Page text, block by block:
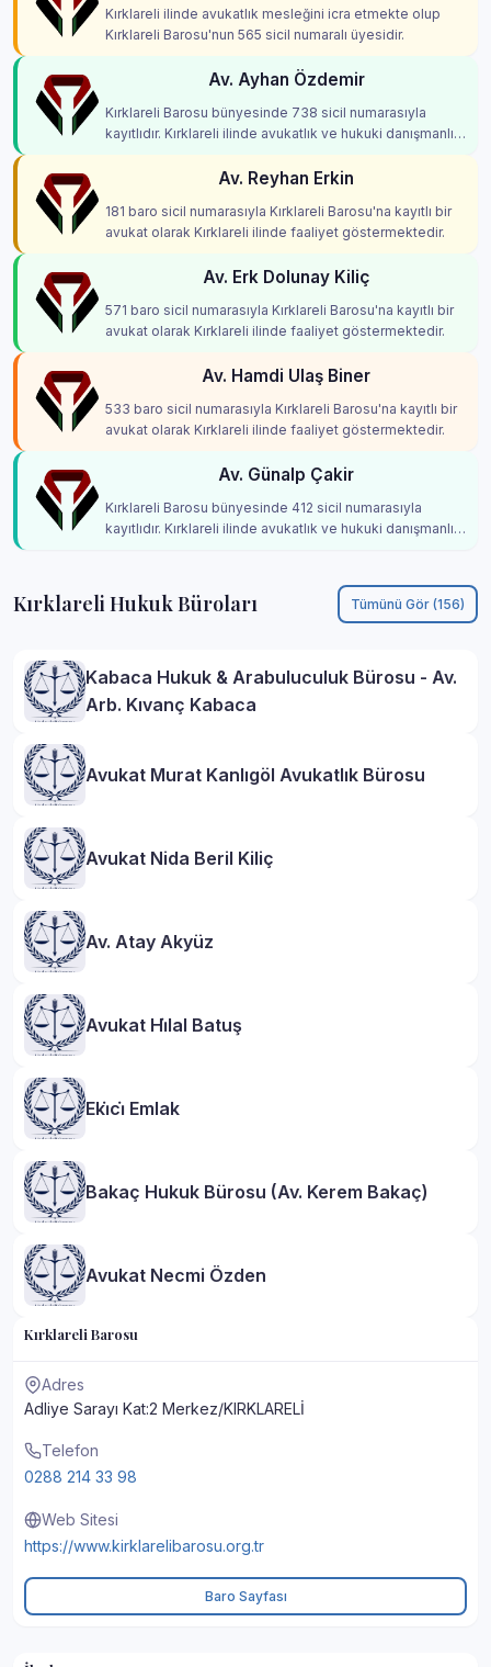
Kırklareli Barosu
Adres
Adliye Sarayı Kat:2 Merkez/KIRKLARELİ
Telefon
0288 214 33 98
Web Sitesi
https://www.kirklarelibarosu.org.tr
Baro Sayfası
Kırklareli ilinde avukatlık mesleğini icra etmekte olup
Kırklareli Barosu'nun 565 sicil numaralı üyesidir.
Av. Ayhan Özdemir
Kırklareli Barosu bünyesinde 738 sicil numarasıyla
kayıtlıdır. Kırklareli ilinde avukatlık ve hukuki danışmanlık
Av. Reyhan Erkin
181 baro sicil numarasıyla Kırklareli Barosu'na kayıtlı bir
avukat olarak Kırklareli ilinde faaliyet göstermektedir.
Av. Erk Dolunay Kiliç
571 baro sicil numarasıyla Kırklareli Barosu'na kayıtlı bir
avukat olarak Kırklareli ilinde faaliyet göstermektedir.
Av. Hamdi Ulaş Biner
533 baro sicil numarasıyla Kırklareli Barosu'na kayıtlı bir
avukat olarak Kırklareli ilinde faaliyet göstermektedir.
Av. Günalp Çakir
Kırklareli Barosu bünyesinde 412 sicil numarasıyla
kayıtlıdır. Kırklareli ilinde avukatlık ve hukuki danışmanlık
Kırklareli Hukuk Büroları Tümünü Gör (156)
Kabaca Hukuk & Arabuluculuk Bürosu - Av.
Arb. Kıvanç Kabaca
Avukat Murat Kanlıgöl Avukatlık Bürosu
Avukat Nida Beril Kiliç
Av. Atay Akyüz
Avukat Hi̇lal Batuş
Eki̇ci̇ Emlak
Bakaç Hukuk Bürosu (Av. Kerem Bakaç)
Avukat Necmi Özden